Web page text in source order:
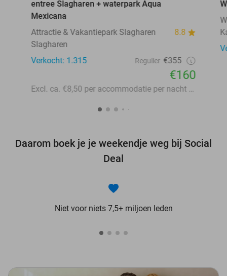
entree Slagharen + waterpark Aqua
Mexicana
Attractie & Vakantiepark Slagharen
8.8
Slagharen
Verkocht: 1.315
Regulier €355
€160
Excl. ca. €8,50 per accommodatie per nacht aan lokale heffingen
Daarom boek je je weekendje weg bij Social
Deal
Niet voor niets 7,5+ miljoen leden